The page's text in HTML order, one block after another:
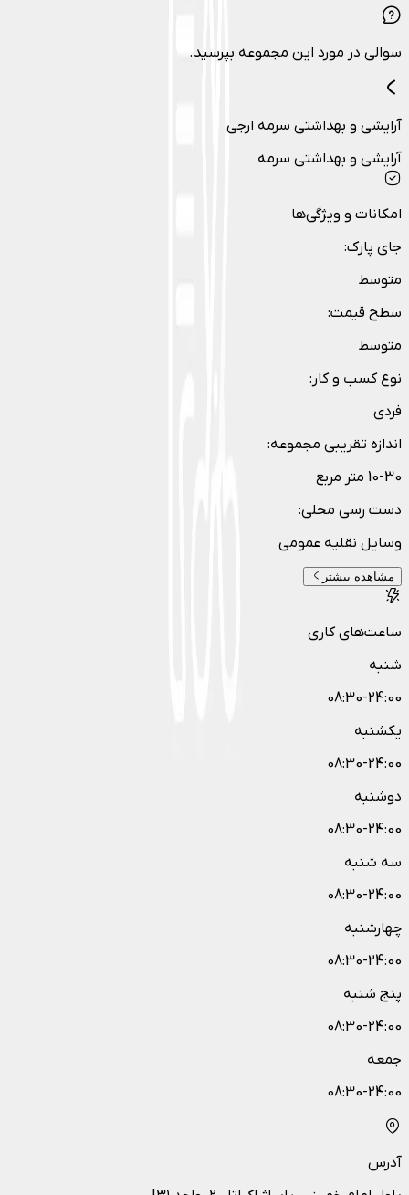
سوالی در مورد این مجموعه بپرسید.
آرایشی و بهداشتی سرمه ارجی
آرایشی و بهداشتی سرمه
امکانات و ویژگی‌ها
جای پارک:
متوسط
سطح قیمت:
متوسط
نوع کسب و کار :
فردی
اندازه تقریبی مجموعه:
10-30 متر مربع
دست رسی محلی:
وسایل نقلیه عمومی
مشاهده بیشتر
ساعت‌های کاری
شنبه
08:30-24:00
یکشنبه
08:30-24:00
دوشنبه
08:30-24:00
سه شنبه
08:30-24:00
چهارشنبه
08:30-24:00
پنج شنبه
08:30-24:00
جمعه
08:30-24:00
آدرس